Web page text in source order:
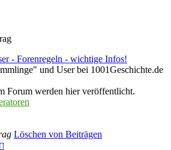
- Forenregeln - wichtige Infos!
und User bei 1001Geschichte.de
Forum werden hier veröffentlicht.
Löschen von Beiträgen